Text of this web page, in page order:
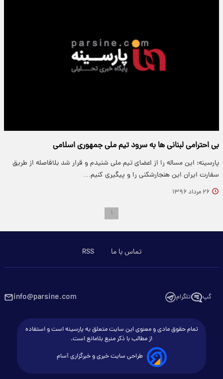
بی احترامی لبنانی ها به سرود تیم ملی جمهوری اسلامی
پارسینه: این مساله را از اعضای تیم ملی شنیدم و قرار شد بلافاصله از طریق
سفارت ایران این هنجارشکنی را و پیگیری کنیم…
۲۶ مرداد ۱۳۹۶
۱
تماس با ما RSS
گپ تلگرام info@parsine.com
تمام حقوق مادی و معنوی این سایت متعلق به پارسینه است و استفاده
از مطالب با ذکر منبع بلامانع است.
طراحی سایت خبری و خبرگزاری آسام